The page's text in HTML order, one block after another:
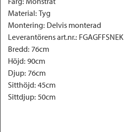
Material: Tyg
Montering: Delvis monterad
Leverantörens art.nr.: FGAGFFSNEK
Bredd: 76cm
Höjd: 90cm
Djup: 76cm
Sitthöjd: 45cm
Sittdjup: 50cm